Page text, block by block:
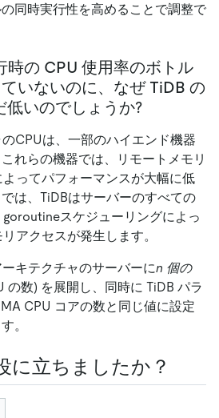
同時実行性を高めることで調整で
時の CPU 使用率のボトル
いないのに、なぜ TiDB の
低いのでしょうか?
CPUは、一部のハイエンド機器
れらの機器では、リモートメモリ
ってパフォーマンスが大幅に低
は、TiDBはサーバーのすべての
スケジューリングによっ
アクセスが発生します。
キテクチャのサーバーにn 個の
の数) を展開し、同時に TiDB パラ
CPU コアの数と同じ値に設定
。
に立ちましたか？